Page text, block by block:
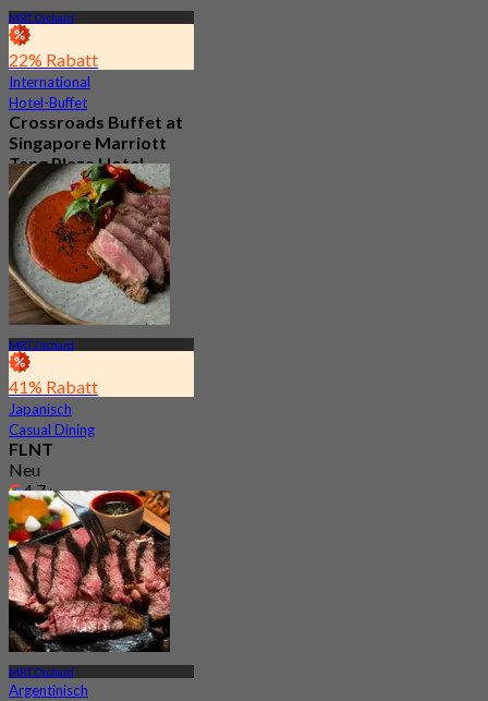
MRT Orchard
22% Rabatt
International
Hotel-Buffet
Crossroads Buffet at
Singapore Marriott
Tang Plaza Hotel
4.5
682 Gebucht
Aus S$ 65
MRT Orchard
41% Rabatt
Japanisch
Casual Dining
FLNT
Neu
4.7
Aus S$ 41.97
MRT Orchard
Argentinisch